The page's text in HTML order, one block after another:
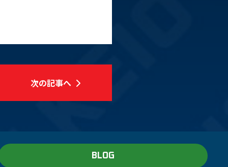
次の記事へ
BLOG